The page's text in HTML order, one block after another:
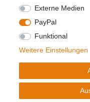
© Copyright
Realisierung und
Externe Medien
PayPal
Funktional
Weitere Einstellungen